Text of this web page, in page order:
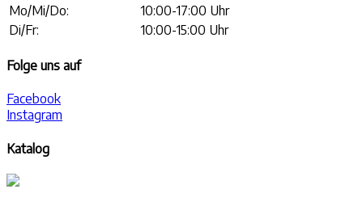
Mo/Mi/Do:
10:00-17:00 Uhr
Di/Fr:
10:00-15:00 Uhr
Folge uns auf
Facebook
Instagram
Katalog